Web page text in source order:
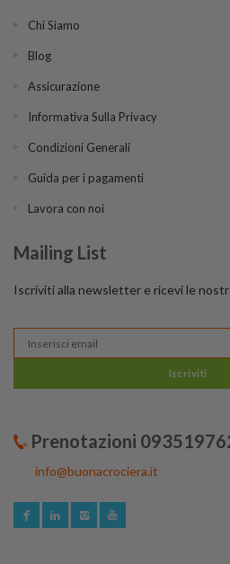
Chi Siamo
Blog
Assicurazione
Informativa Sulla Privacy
Condizioni Generali
Guida per i pagamenti
Lavora con noi
Mailing List
Iscriviti alla newsletter e ricevi le
Iscriviti
Prenotazioni
info@buonacrociera.it